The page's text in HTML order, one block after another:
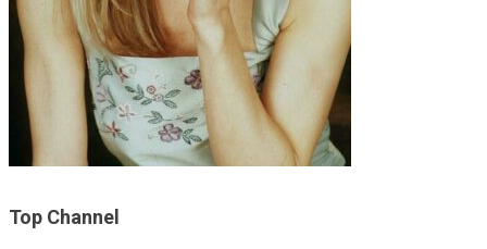
Top Channel